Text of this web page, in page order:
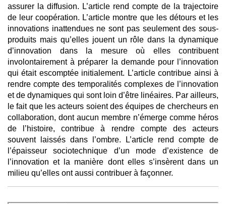
assurer la diffusion. L’article rend compte de la trajectoire
de leur coopération. L’article montre que les détours et les
innovations inattendues ne sont pas seulement des sous-
produits mais qu’elles jouent un rôle dans la dynamique
d’innovation dans la mesure où elles contribuent
involontairement à préparer la demande pour l’innovation
qui était escomptée initialement. L’article contribue ainsi à
rendre compte des temporalités complexes de l’innovation
et de dynamiques qui sont loin d’être linéaires. Par ailleurs,
le fait que les acteurs soient des équipes de chercheurs en
collaboration, dont aucun membre n’émerge comme héros
de l’histoire, contribue à rendre compte des acteurs
souvent laissés dans l’ombre. L’article rend compte de
l’épaisseur sociotechnique d’un mode d’existence de
l’innovation et la manière dont elles s’insèrent dans un
milieu qu’elles ont aussi contribuer à façonner.